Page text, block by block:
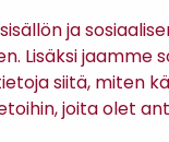
ja
Lisäksi jaamme
siitä, miten
joita olet